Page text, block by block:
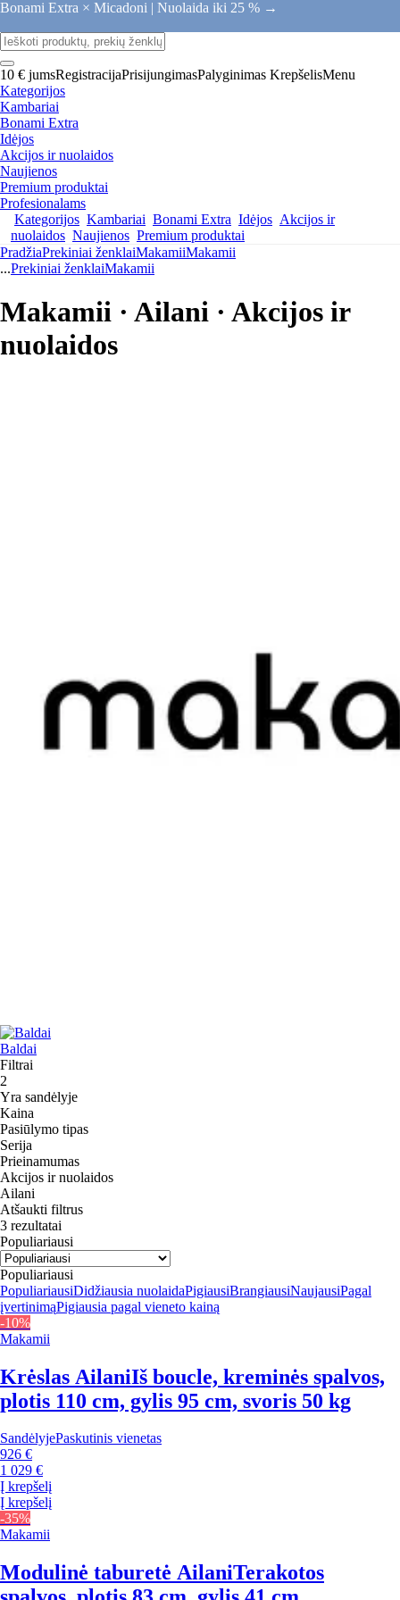
Bonami Extra × Micadoni | Nuolaida iki 25 % →
10 € jumsRegistracijaPrisijungimasPalyginimas KrepšelisMenu
Kategorijos
Kambariai
Bonami Extra
Idėjos
Akcijos ir nuolaidos
Naujienos
Premium produktai
Profesionalams
Kategorijos Kambariai Bonami Extra Idėjos Akcijos ir
nuolaidos Naujienos Premium produktai
PradžiaPrekiniai ženklaiMakamiiMakamii
...Prekiniai ženklaiMakamii
Makamii · Ailani · Akcijos ir
nuolaidos
Baldai
Filtrai
2
Yra sandėlyje
Kaina
Pasiūlymo tipas
Serija
Prieinamumas
Akcijos ir nuolaidos
Ailani
Atšaukti filtrus
3 rezultatai
Populiariausi
Populiariausi
PopuliariausiDidžiausia nuolaidaPigiausiBrangiausiNaujausiPagal
įvertinimąPigiausia pagal vieneto kainą
-10%
Makamii
Krėslas AilaniIš boucle, kreminės spalvos,
plotis 110 cm, gylis 95 cm, svoris 50 kg
SandėlyjePaskutinis vienetas
926 €
1 029 €
Į krepšelį
Į krepšelį
-35%
Makamii
Modulinė taburetė AilaniTerakotos